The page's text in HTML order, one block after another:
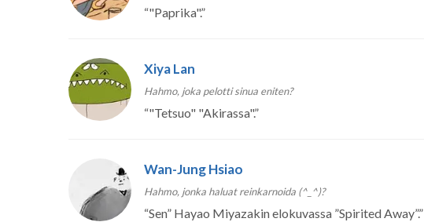
“"Paprika".”
Xiya Lan
Hahmo, joka pelotti sinua eniten?
“"Tetsuo" "Akirassa".”
Wan-Jung Hsiao
Hahmo, jonka haluat reinkarnoida (^_^)?
“Sen” Hayao Miyazakin elokuvassa ”Spirited Away”.”